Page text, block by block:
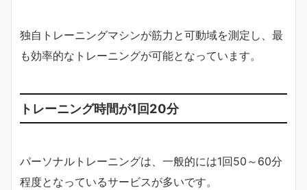
独自トレーニングマシンが筋力と可動域を測定し、最
も効率的なトレーニングが可能となっています。
トレーニング時間が1回20分
パーソナルトレーニングは、一般的には1回50～60分
程度となっているサービスが多いです。